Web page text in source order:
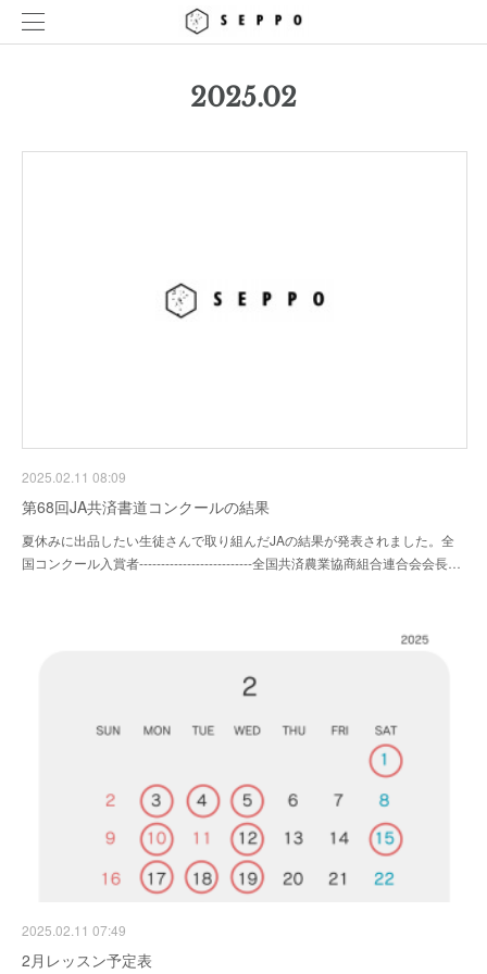
2025.02
2025.02.11 08:09
第68回JA共済書道コンクールの結果
夏休みに出品したい生徒さんで取り組んだJAの結果が発表されました。全
国コンクール入賞者--------------------------全国共済農業協商組合連合会会長…
2025.02.11 07:49
2月レッスン予定表